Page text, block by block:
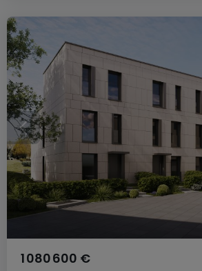
1 080 600 €